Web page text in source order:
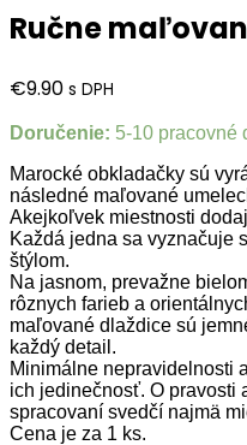
Ručne
€9.90 s DPH
Doručenie: 5-10 pracovné
Marocké obkladačky sú
následné maľované
Akejkoľvek miestnosti
Každá jedna sa vyznačuje
štýlom.
Na jasnom, prevažne
rôznych farieb a
maľované dlaždice sú
každý detail.
Minimálne nepravidelnosti
ich jedinečnosť. O pravosti
spracovaní svedčí najmä
Cena je za 1 ks.